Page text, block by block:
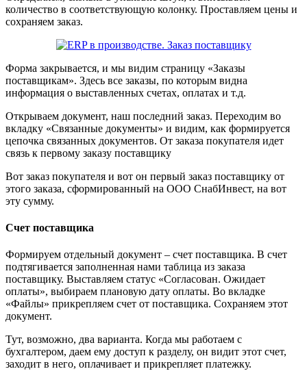
количество в соответствующую колонку. Проставляем цены и
сохраняем заказ.
Форма закрывается, и мы видим страницу «Заказы
поставщикам». Здесь все заказы, по которым видна
информация о выставленных счетах, оплатах и т.д.
Открываем документ, наш последний заказ. Переходим во
вкладку «Связанные документы» и видим, как формируется
цепочка связанных документов. От заказа покупателя идет
связь к первому заказу поставщику
Вот заказ покупателя и вот он первый заказ поставщику от
этого заказа, сформированный на ООО СнабИнвест, на вот
эту сумму.
Счет поставщика
Формируем отдельный документ – счет поставщика. В счет
подтягивается заполненная нами таблица из заказа
поставщику. Выставляем статус «Согласован. Ожидает
оплаты», выбираем плановую дату оплаты. Во вкладке
«Файлы» прикрепляем счет от поставщика. Сохраняем этот
документ.
Тут, возможно, два варианта. Когда мы работаем с
бухгалтером, даем ему доступ к разделу, он видит этот счет,
заходит в него, оплачивает и прикрепляет платежку.